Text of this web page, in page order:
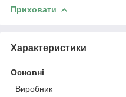
Приховати
Характеристики
Основні
Виробник